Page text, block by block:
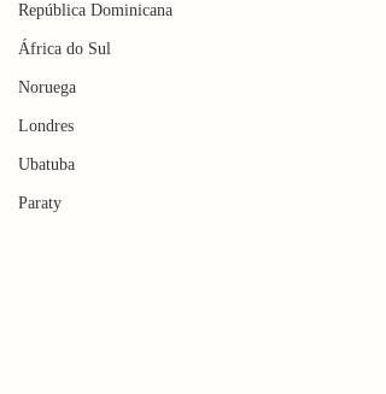
República Dominicana
África do Sul
Noruega
Londres
Ubatuba
Paraty